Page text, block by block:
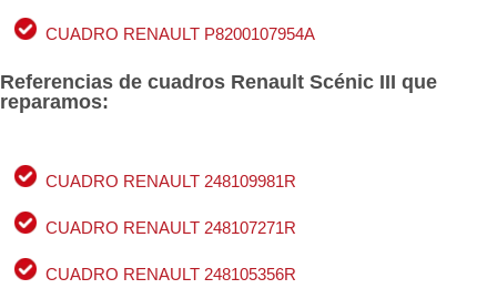
CUADRO RENAULT P8200107954A
Referencias de cuadros Renault Scénic III que
reparamos:
CUADRO RENAULT 248109981R
CUADRO RENAULT 248107271R
CUADRO RENAULT 248105356R